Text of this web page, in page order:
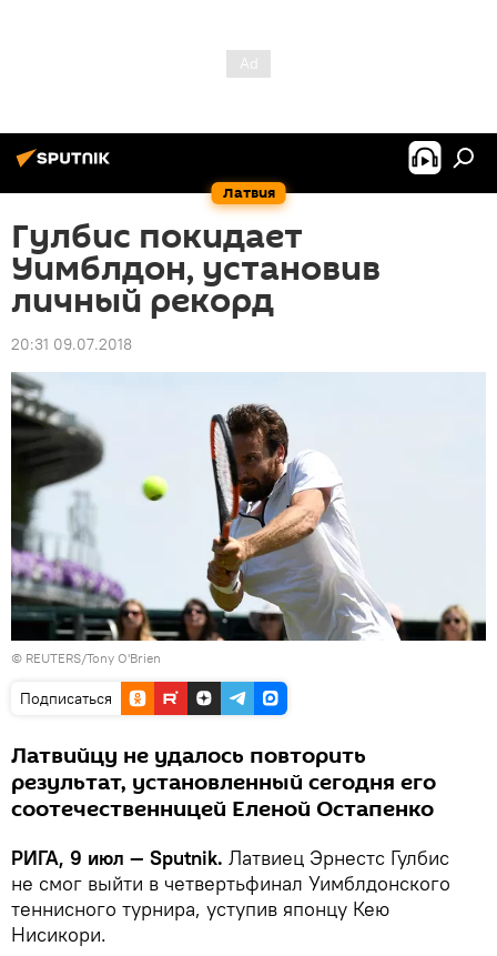
Латвия
Гулбис покидает
Уимблдон, установив
личный рекорд
20:31 09.07.2018
© REUTERS/Tony O'Brien
Подписаться
Латвийцу не удалось повторить
результат, установленный сегодня его
соотечественницей Еленой Остапенко
РИГА, 9 июл — Sputnik. Латвиец Эрнестс Гулбис
не смог выйти в четвертьфинал Уимблдонского
теннисного турнира, уступив японцу Кею
Нисикори.